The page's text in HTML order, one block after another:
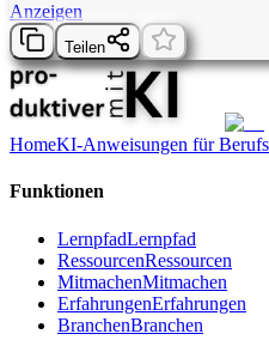
Anzeigen
Teilen
HomeKI-Anweisungen für
Funktionen
LernpfadLernpfad
RessourcenRessourcen
MitmachenMitmachen
ErfahrungenErfahrungen
BranchenBranchen